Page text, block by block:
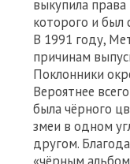
выкупила
которого и был
В 1991 году,
причинам
Поклонники
Вероятнее
была чёрного
змеи в одном
другом.